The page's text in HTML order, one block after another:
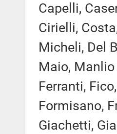
Capelli,
Cirielli,
Micheli, Del
Maio, Manlio
Ferranti,
Formisano,
Giachetti,